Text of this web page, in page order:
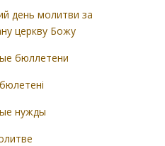
день молитви за
церкву Божу
бюллетени
нужды